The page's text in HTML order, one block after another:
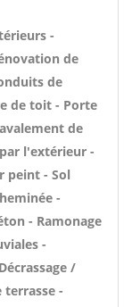
-
de
de
de toit - Porte
de
l'extérieur -
peint - Sol
-
- Ramonage
-
/
terrasse -